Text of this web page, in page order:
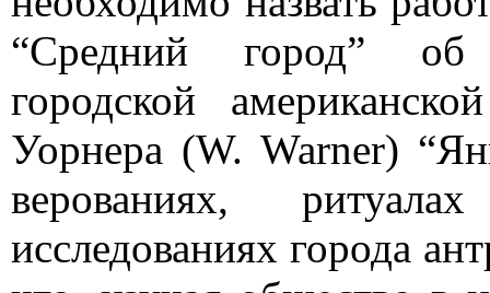
“Средний город” об
городской
Уорнера (W. Warner)
верованиях,
исследованиях города